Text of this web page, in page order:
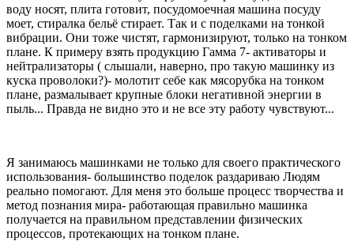
воду носят, плита готовит, посудомоечная машина посуду
моет, стиралка бельё стирает. Так и с поделками на тонкой
вибрации. Они тоже чистят, гармонизируют, только на тонком
плане. К примеру взять продукцию Гамма 7- активаторы и
нейтрализаторы ( слышали, наверно, про такую машинку из
куска проволоки?)- молотит себе как мясорубка на тонком
плане, размалывает крупные блоки негативной энергии в
пыль... Правда не видно это и не все эту работу чувствуют...
Я занимаюсь машинками не только для своего практического
использования- большинство поделок раздариваю Людям
реально помогают. Для меня это больше процесс творчества и
метод познания мира- работающая правильно машинка
получается на правильном представлении физических
процессов, протекающих на тонком плане.